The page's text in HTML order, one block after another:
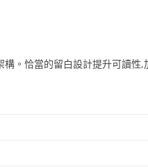
構。恰當的留白設計提升可讀性,